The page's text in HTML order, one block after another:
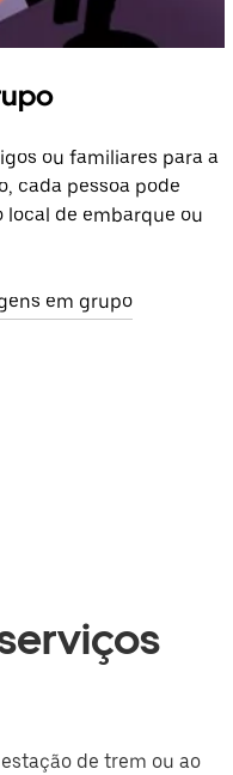
ou familiares para a
cada pessoa pode
de embarque ou
em grupo
de trem ou ao